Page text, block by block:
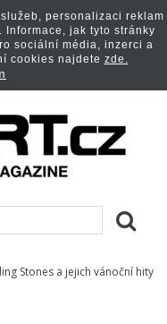
Stones a jejich vánoční hity
personalizaci reklam
jak tyto stránky
sociální média, inzerci a
cookies najdete zde.